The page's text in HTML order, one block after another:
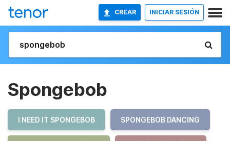
CREAR INICIAR SESIÓN
Spongebob
I NEED IT SPONGEBOB SPONGEBOB DANCING